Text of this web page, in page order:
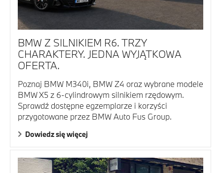
BMW Z SILNIKIEM R6. TRZY
CHARAKTERY. JEDNA WYJĄTKOWA
OFERTA.
Poznaj BMW M340i, BMW Z4 oraz wybrane modele
BMW X5 z 6-cylindrowym silnikiem rzędowym.
Sprawdź dostępne egzemplarze i korzyści
przygotowane przez BMW Auto Fus Group.
Dowiedz się więcej